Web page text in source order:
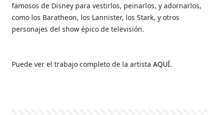
famosos de Disney para vestirlos, peinarlos, y adornarlos,
como los Baratheon, los Lannister, los Stark, y otros
personajes del show épico de televisión.
Puede ver el trabajo completo de la artistaAQUÍ.